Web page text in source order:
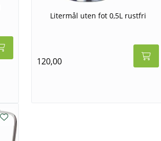
Litermål uten fot 0,5L rustfri
120,00